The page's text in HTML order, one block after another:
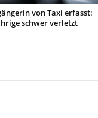
von Taxi erfasst:
schwer verletzt